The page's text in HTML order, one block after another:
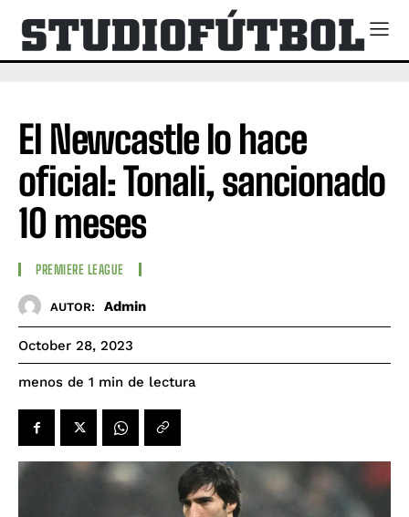
El Newcastle lo hace
oficial: Tonali, sancionado
10 meses
PREMIERE LEAGUE
AUTOR: Admin
October 28, 2023
menos de 1 min de lectura